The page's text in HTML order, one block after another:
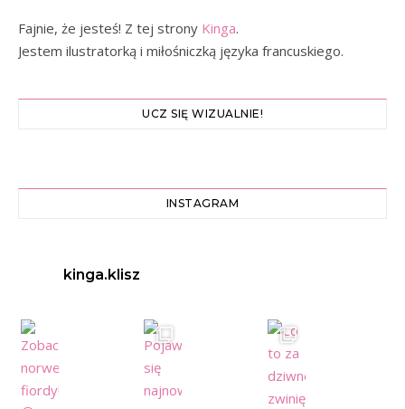
Fajnie, że jesteś! Z tej strony Kinga.
Jestem ilustratorką i miłośniczką języka francuskiego.
UCZ SIĘ WIZUALNIE!
INSTAGRAM
kinga.klisz